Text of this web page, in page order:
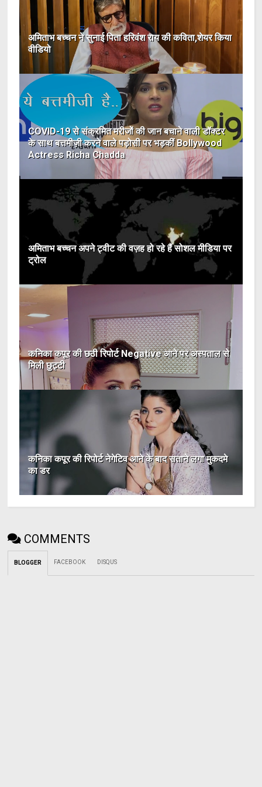
अमिताभ बच्चन ने सुनाई पिता हरिवंश राय की कविता,शेयर किया
वीडियो
COVID-19 से संक्रमित मरीजों की जान बचाने वाली डॉक्टर
के साथ बत्तमीज़ी करने वाले पड़ोसी पर भड़कीं Bollywood
Actress Richa Chadda
अमिताभ बच्चन अपने ट्वीट की वज़ह हो रहे हैं सोशल मीडिया पर
ट्रोल
कनिका कपूर की छठी रिपोर्ट Negative आने पर अस्पताल से
मिली छुट्टी
कनिका कपूर की रिपोर्ट नेगेटिव आने के बाद सताने लगा मुकदमे
का डर
COMMENTS
BLOGGER FACEBOOK DISQUS